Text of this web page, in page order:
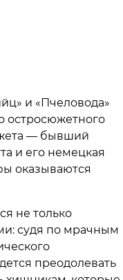
и «Пчеловода»
остросюжетного
— бывший
и его немецкая
оказываются
не только
судя по мрачным
преодолевать